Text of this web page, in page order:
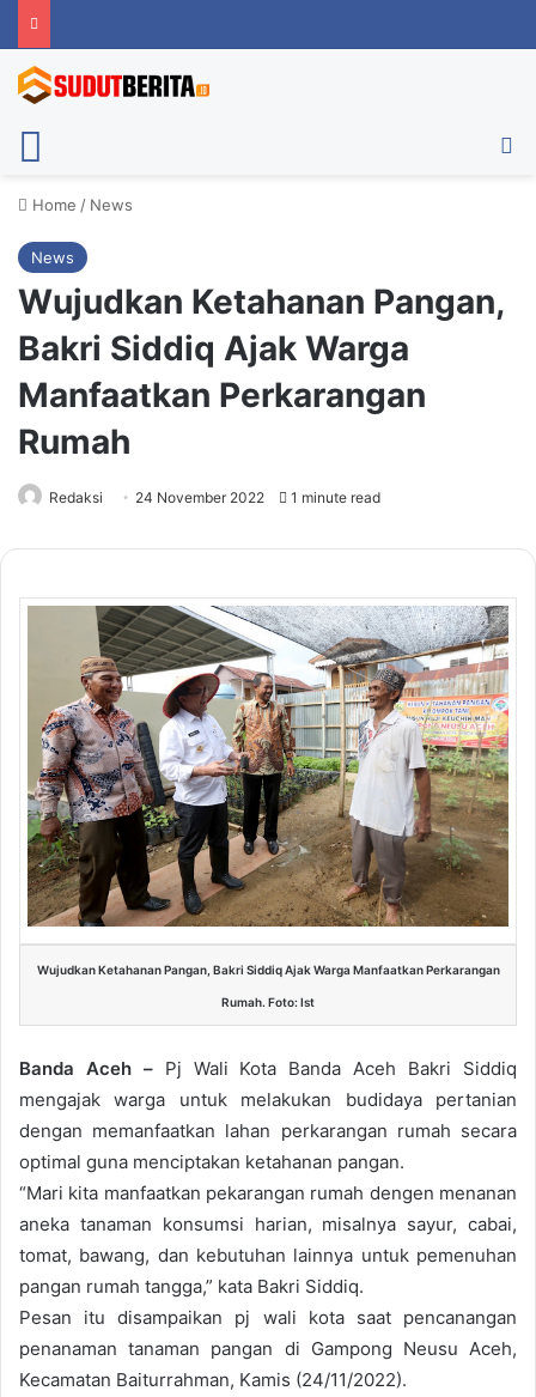
Home / News
News
Wujudkan Ketahanan Pangan,
Bakri Siddiq Ajak Warga
Manfaatkan Perkarangan
Rumah
Redaksi 24 November 2022 1 minute read
Wujudkan Ketahanan Pangan, Bakri Siddiq Ajak Warga Manfaatkan Perkarangan
Rumah. Foto: Ist
Banda Aceh – Pj Wali Kota Banda Aceh Bakri Siddiq
mengajak warga untuk melakukan budidaya pertanian
dengan memanfaatkan lahan perkarangan rumah secara
optimal guna menciptakan ketahanan pangan.
“Mari kita manfaatkan pekarangan rumah dengen menanan
aneka tanaman konsumsi harian, misalnya sayur, cabai,
tomat, bawang, dan kebutuhan lainnya untuk pemenuhan
pangan rumah tangga,” kata Bakri Siddiq.
Pesan itu disampaikan pj wali kota saat pencanangan
penanaman tanaman pangan di Gampong Neusu Aceh,
Kecamatan Baiturrahman, Kamis (24/11/2022).